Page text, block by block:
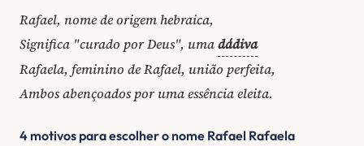
Rafael, nome de origem hebraica,
Significa "curado por Deus", umadádiva
Rafaela, feminino de Rafael, união perfeita,
Ambos abençoados por uma essência eleita.
4 motivos para escolher o nome Rafael Rafaela